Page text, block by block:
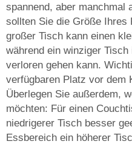
spannend, aber manchmal
sollten Sie die Größe Ihres
großer Tisch kann einen
während ein winziger
verloren gehen kann.
verfügbaren Platz vor dem
Überlegen Sie außerdem,
möchten: Für einen
niedrigerer Tisch besser
Essbereich ein höherer